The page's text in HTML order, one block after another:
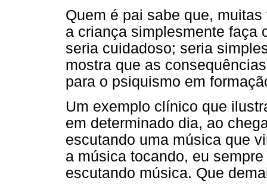
Quem é pai sabe que,
a criança simplesmente faça
seria cuidadoso; seria
mostra que as
para o psiquismo em
Um exemplo clínico que
em determinado dia, ao
escutando uma música que
a música tocando, eu
escutando música. Que